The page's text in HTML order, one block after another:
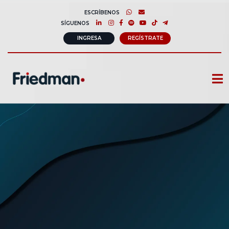
ESCRÍBENOS
SÍGUENOS
INGRESA REGÍSTRATE
CURSOS
CONSULTORÍA CORPORATIVA
COMUNIDAD FRIEDMAN
SOBRE NOSOTROS